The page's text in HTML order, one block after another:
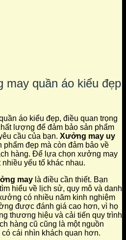
may quần áo kiểu đẹp
áo kiểu đẹp, điều quan trọng
lượng để đảm bảo sản phẩm
cầu của bạn. Xưởng may uy
phẩm đẹp mà còn đảm bảo về
hàng. Để lựa chọn xưởng may
yếu tố khác nhau.
may là điều cần thiết. Bạn
hiểu về lịch sử, quy mô và danh
có nhiều năm kinh nghiệm
được đánh giá cao hơn, vì họ
thương hiệu và cải tiến quy trình
hàng cũ cũng là một nguồn
cái nhìn khách quan hơn.